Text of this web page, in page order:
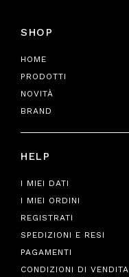
SHOP
HOME
PRODOTTI
NOVITÀ
BRAND
HELP
I MIEI DATI
I MIEI ORDINI
REGISTRATI
SPEDIZIONI E RESI
PAGAMENTI
CONDIZIONI DI VENDITA